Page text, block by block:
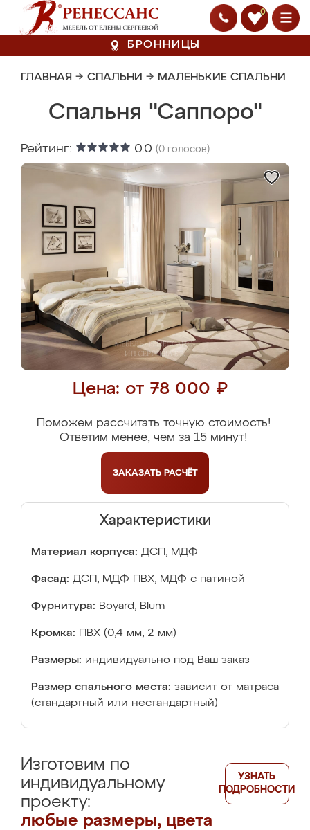
0
БРОННИЦЫ
ГЛАВНАЯ → СПАЛЬНИ → МАЛЕНЬКИЕ СПАЛЬНИ
Спальня "Саппоро"
Рейтинг: 0.0 (0 голосов)
Цена: от 78 000 ₽
Поможем рассчитать точную стоимость!
Ответим менее, чем за 15 минут!
ЗАКАЗАТЬ РАСЧЁТ
Характеристики
Материал корпуса: ДСП, МДФ
Фасад: ДСП, МДФ ПВХ, МДФ с патиной
Фурнитура: Boyard, Blum
Кромка: ПВХ (0,4 мм, 2 мм)
Размеры: индивидуально под Ваш заказ
Размер спального места: зависит от матраса
(стандартный или нестандартный)
Изготовим по
индивидуальному
проекту:
любые размеры, цвета
УЗНАТЬ
ПОДРОБНОСТИ